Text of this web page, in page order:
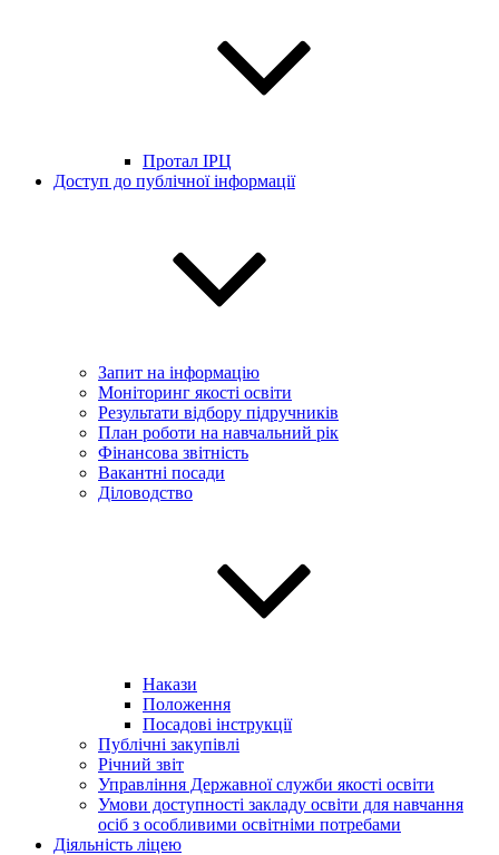
Протал ІРЦ
Доступ до публічної інформації
Запит на інформацію
Моніторинг якості освіти
Результати відбору підручників
План роботи на навчальний рік
Фінансова звітність
Вакантні посади
Діловодство
Накази
Положення
Посадові інструкції
Публічні закупівлі
Річний звіт
Управління Державної служби якості освіти
Умови доступності закладу освіти для навчання
осіб з особливими освітніми потребами
Діяльність ліцею